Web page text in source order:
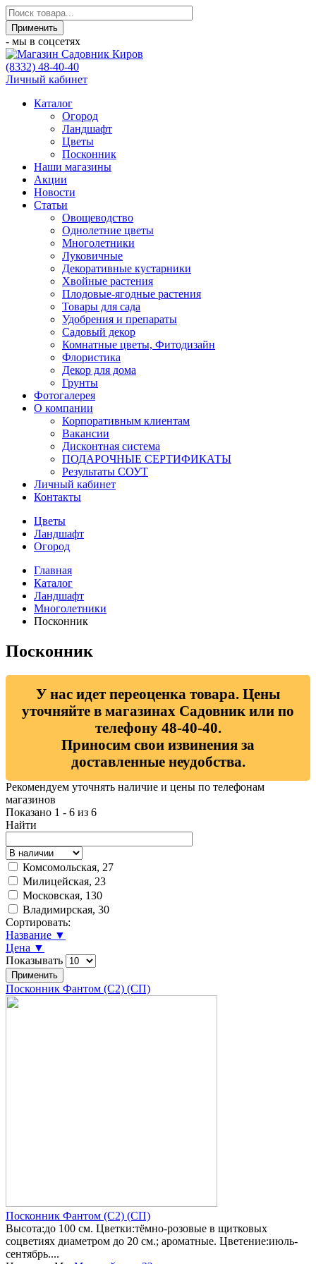
- мы в соцсетях
(8332) 48-40-40
Личный кабинет
Каталог
Огород
Ландшафт
Цветы
Посконник
Наши магазины
Акции
Новости
Статьи
Овощеводство
Однолетние цветы
Многолетники
Луковичные
Декоративные кустарники
Хвойные растения
Плодовые-ягодные растения
Товары для сада
Удобрения и препараты
Садовый декор
Комнатные цветы, Фитодизайн
Флористика
Декор для дома
Грунты
Фотогалерея
О компании
Корпоративным клиентам
Вакансии
Дисконтная система
ПОДАРОЧНЫЕ СЕРТИФИКАТЫ
Результаты СОУТ
Личный кабинет
Контакты
Цветы
Ландшафт
Огород
Главная
Каталог
Ландшафт
Многолетники
Посконник
Посконник
У нас идет переоценка товара. Цены
уточняйте в магазинах Садовник или по
телефону 48-40-40.
Приносим свои извинения за
доставленные неудобства.
Рекомендуем уточнять наличие и цены по телефонам
магазинов
Показано 1 - 6 из 6
Найти
Комсомольская, 27
Милицейская, 23
Московская, 130
Владимирская, 30
Сортировать:
Название ▼
Цена ▼
Показывать
Посконник Фантом (С2) (СП)
Посконник Фантом (С2) (СП)
Высота:до 100 см. Цветки:тёмно-розовые в щитковых
соцветиях диаметром до 20 см.; ароматные. Цветение:июль-
сентябрь....